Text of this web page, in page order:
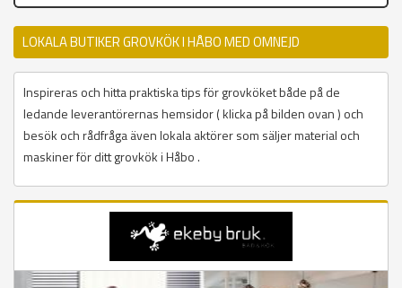
LOKALA BUTIKER GROVKÖK I HÅBO MED OMNEJD
Inspireras och hitta praktiska tips för grovköket både på de
ledande leverantörernas hemsidor ( klicka på bilden ovan ) och
besök och rådfråga även lokala aktörer som säljer material och
maskiner för ditt grovkök i Håbo .